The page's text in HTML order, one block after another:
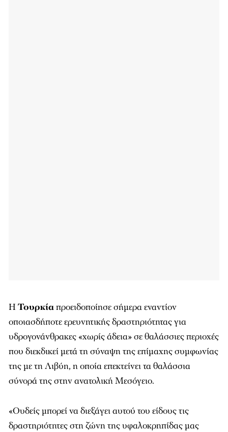
ΗΤουρκίαπροειδοποίησε σήμερα εναντίον
οποιασδήποτε ερευνητικής δραστηριότητας για
υδρογονάνθρακες «χωρίς άδεια» σε θαλάσσιες περιοχές
που διεκδικεί μετά τη σύναψη της επίμαχης συμφωνίας
της με τη Λιβύη, η οποία επεκτείνει τα θαλάσσια
σύνορά της στην ανατολική Μεσόγειο.
«Ουδείς μπορεί να διεξάγει αυτού του είδους τις
δραστηριότητες στη ζώνη της υφαλοκρηπίδας μας